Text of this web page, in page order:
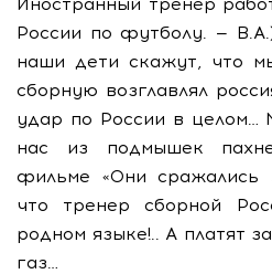
России по футболу. —
наши дети скажут, что
сборную возглавлял
удар по России в
нас из подмышек
фильме «Они сражались
что тренер сборной
родном языке!.. А платят
газ…